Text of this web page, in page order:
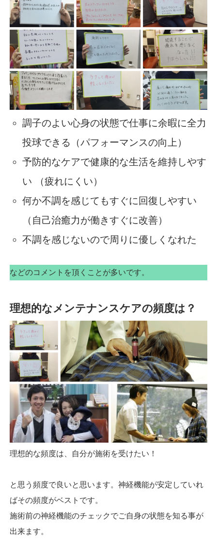
調子のよい心身の状態で仕事に余暇に全力
投球できる（パフォーマンスの向上）
予防的なケアで健康的な生活を維持しやす
い （疲れにくい）
何か不調を感じてもすぐに回復しやすい
（自己治癒力が働きすぐに改善）
不調を感じないので周りに優しくなれた
などのコメントを頂くことが多いです。
理想的なメンテナンスケアの頻度は？
理想的な頻度は、自分が施術を受けたい！
と思う頻度で良いと思います。神経機能が安定していれ
ばその頻度がベストです。
施術前の神経機能のチェックでご自身の状態を知る事が
出来ます。